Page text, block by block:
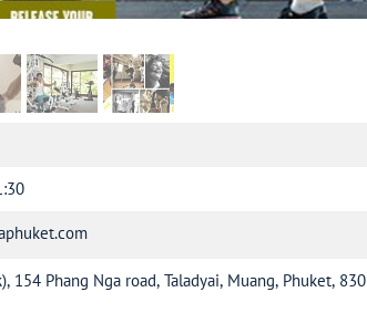
154 Phang Nga road, Taladyai, Muang, Phuket, 830